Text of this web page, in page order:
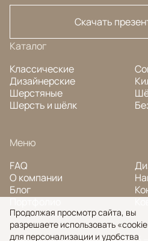
Скачать
Каталог
Классические
Дизайнерские
Шерстяные
Шерсть и шёлк
Меню
FAQ
О компании
Блог
Продолжая просмотр сайта, вы
разрешаете использовать
для персонализации и удобства